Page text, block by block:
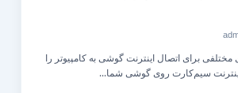
برای اتصال اینترنت گوشی به کامپیوتر را
سیم‌کارت روی گوشی شما...